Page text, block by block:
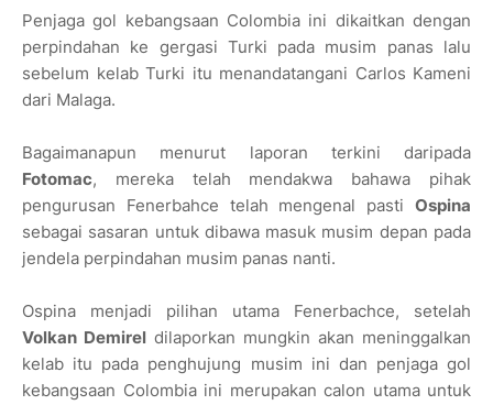
Penjaga gol kebangsaan Colombia ini dikaitkan dengan
perpindahan ke gergasi Turki pada musim panas lalu
sebelum kelab Turki itu menandatangani Carlos Kameni
dari Malaga.
Bagaimanapun menurut laporan terkini daripada
Fotomac, mereka telah mendakwa bahawa pihak
pengurusan Fenerbahce telah mengenal pasti Ospina
sebagai sasaran untuk dibawa masuk musim depan pada
jendela perpindahan musim panas nanti.
Ospina menjadi pilihan utama Fenerbachce, setelah
Volkan Demirel dilaporkan mungkin akan meninggalkan
kelab itu pada penghujung musim ini dan penjaga gol
kebangsaan Colombia ini merupakan calon utama untuk